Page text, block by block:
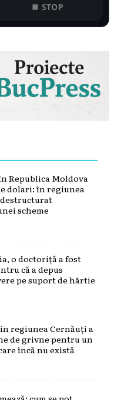
STOP
Republica Moldova
dolari: în regiunea
scheme
o doctoriță a fost
că a depus
pe suport de hârtie
regiunea Cernăuți a
de grivne pentru un
încă nu există